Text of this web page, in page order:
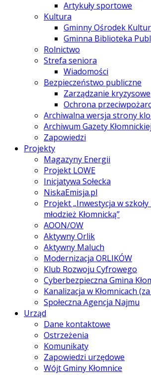
Artykuły sportowe
Kultura
Gminny Ośrodek
Gminna Biblioteka
Rolnictwo
Strefa seniora
Wiadomości
Bezpieczeństwo publiczne
Zarządzanie kryzysowe
Ochrona
Archiwalna wersja strony
Archiwum Gazety Kłomnickiej
Zapowiedzi
Projekty
Magazyny Energii
Projekt LOWE
Inicjatywa Sołecka
NiskaEmisja.pl
Projekt „Inwestycja w
młodzież Kłomnicką”
AOON/OW
Aktywny Orlik
Aktywny Maluch
Modernizacja ORLIKÓW
Klub Rozwoju Cyfrowego
Cyberbezpieczna Gmina
Kanalizacja w Kłomnicach
Społeczna Agencja Najmu
Urząd
Dane kontaktowe
Ostrzeżenia
Komunikaty
Zapowiedzi urzędowe
Wójt Gminy Kłomnice